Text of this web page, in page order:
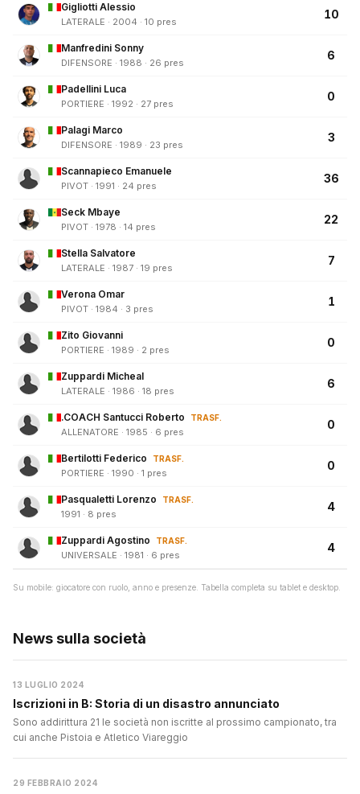
Gigliotti Alessio
LATERALE · 2004 · 10 pres
10
Manfredini Sonny
DIFENSORE · 1988 · 26 pres
6
Padellini Luca
PORTIERE · 1992 · 27 pres
0
Palagi Marco
DIFENSORE · 1989 · 23 pres
3
Scannapieco Emanuele
PIVOT · 1991 · 24 pres
36
Seck Mbaye
PIVOT · 1978 · 14 pres
22
Stella Salvatore
LATERALE · 1987 · 19 pres
7
Verona Omar
PIVOT · 1984 · 3 pres
1
Zito Giovanni
PORTIERE · 1989 · 2 pres
0
Zuppardi Micheal
LATERALE · 1986 · 18 pres
6
.COACH Santucci Roberto TRASF.
ALLENATORE · 1985 · 6 pres
0
Bertilotti Federico TRASF.
PORTIERE · 1990 · 1 pres
0
Pasqualetti Lorenzo TRASF.
1991 · 8 pres
4
Zuppardi Agostino TRASF.
UNIVERSALE · 1981 · 6 pres
4
Su mobile: giocatore con ruolo, anno e presenze. Tabella completa su tablet e desktop.
News sulla società
13 LUGLIO 2024
Iscrizioni in B: Storia di un disastro annunciato
Sono addirittura 21 le società non iscritte al prossimo campionato, tra
cui anche Pistoia e Atletico Viareggio
29 FEBBRAIO 2024